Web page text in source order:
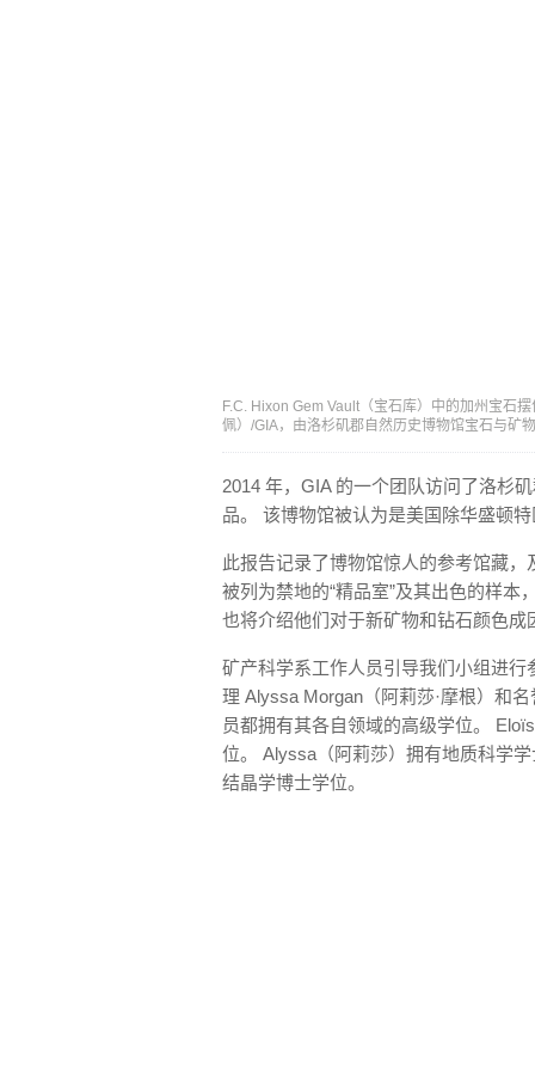
F.C. Hixon Gem Vault（宝石库）中的加州宝石
佩）/GIA，由洛杉矶郡自然历史博物馆宝石与矿
2014 年，GIA 的一个团队访问了洛杉
品。 该博物馆被认为是美国除华盛顿
此报告记录了博物馆惊人的参考馆藏
被列为禁地的“精品室”及其出色的样
也将介绍他们对于新矿物和钻石颜色成
矿产科学系工作人员引导我们小组进行
理 Alyssa Morgan（阿莉莎·摩根）和
员都拥有其各自领域的高级学位。
位。 Alyssa（阿莉莎）拥有地质科学
结晶学博士学位。